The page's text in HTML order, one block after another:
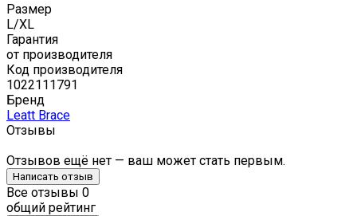
Размер
L/XL
Гарантия
от производителя
Код производителя
1022111791
Бренд
Leatt Brace
Отзывы
Отзывов ещё нет — ваш может стать первым.
Написать отзыв
Все отзывы 0
общий рейтинг